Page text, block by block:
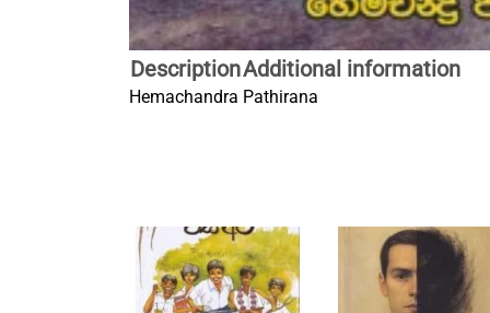
DescriptionAdditional information
Hemachandra Pathirana